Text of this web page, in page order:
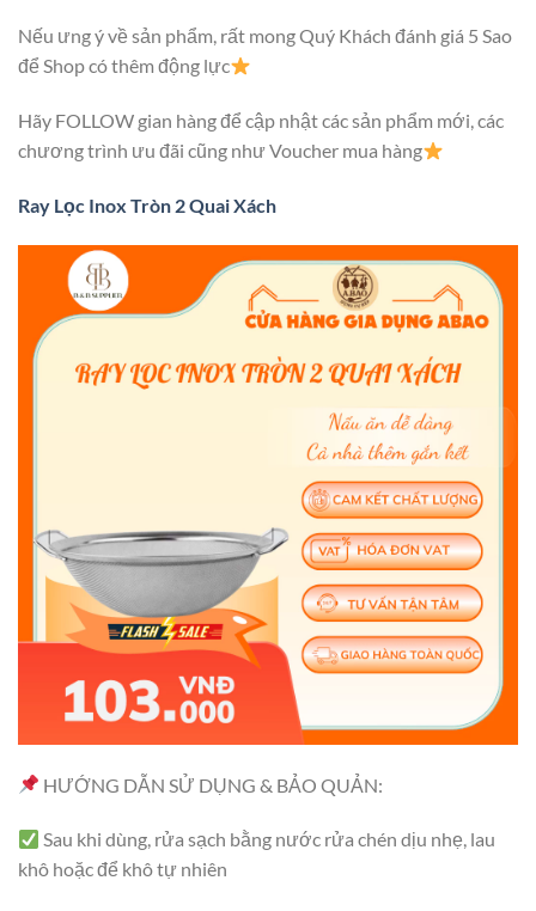
Nếu ưng ý về sản phẩm, rất mong Quý Khách đánh giá 5 Sao
để Shop có thêm động lực
Hãy FOLLOW gian hàng để cập nhật các sản phẩm mới, các
chương trình ưu đãi cũng như Voucher mua hàng
Ray Lọc Inox Tròn 2 Quai Xách
HƯỚNG DẪN SỬ DỤNG & BẢO QUẢN:
Sau khi dùng, rửa sạch bằng nước rửa chén dịu nhẹ, lau
khô hoặc để khô tự nhiên